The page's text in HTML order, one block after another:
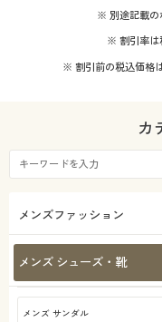
※ 別途記載の
※ 割引率は
※ 割引前の税込価格
カ
メンズファッション
メンズ シューズ・靴
メンズ サンダル